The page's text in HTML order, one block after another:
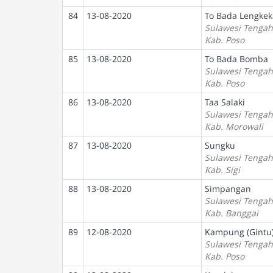
84
13-08-2020
To Bada
Sulawesi Tengah
Kab. Poso
85
13-08-2020
To Bada Bomba
Sulawesi Tengah
Kab. Poso
86
13-08-2020
Taa Salaki
Sulawesi Tengah
Kab. Morowali
87
13-08-2020
Sungku
Sulawesi Tengah
Kab. Sigi
88
13-08-2020
Simpangan
Sulawesi Tengah
Kab. Banggai
89
12-08-2020
Kampung
Sulawesi Tengah
Kab. Poso